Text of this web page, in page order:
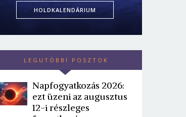
HOLDKALENDÁRIUM
LEGUTÓBBI POSZTOK
Napfogyatkozás 2026:
ezt üzeni az augusztus
12-i részleges